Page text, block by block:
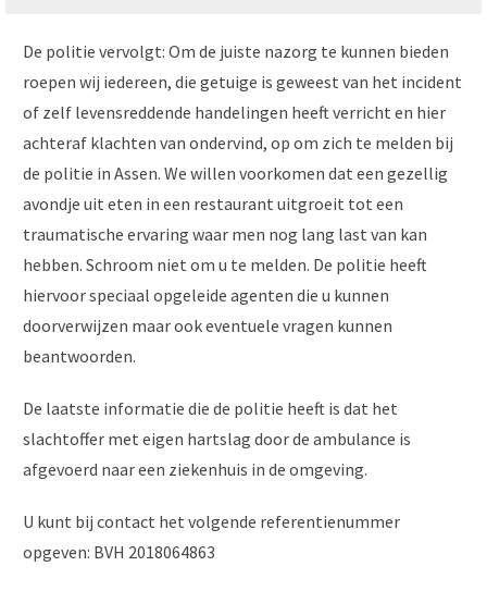
De politie vervolgt: Om de juiste nazorg te kunnen bieden
roepen wij iedereen, die getuige is geweest van het incident
of zelf levensreddende handelingen heeft verricht en hier
achteraf klachten van ondervind, op om zich te melden bij
de politie in Assen. We willen voorkomen dat een gezellig
avondje uit eten in een restaurant uitgroeit tot een
traumatische ervaring waar men nog lang last van kan
hebben. Schroom niet om u te melden. De politie heeft
hiervoor speciaal opgeleide agenten die u kunnen
doorverwijzen maar ook eventuele vragen kunnen
beantwoorden.
De laatste informatie die de politie heeft is dat het
slachtoffer met eigen hartslag door de ambulance is
afgevoerd naar een ziekenhuis in de omgeving.
U kunt bij contact het volgende referentienummer
opgeven: BVH 2018064863